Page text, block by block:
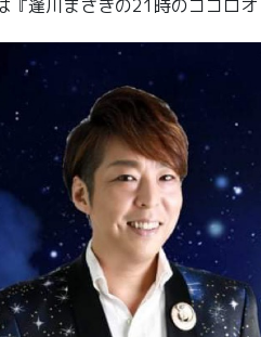
『逢川まさきの21時のココロ